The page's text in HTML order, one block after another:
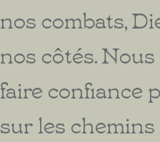
nos combats,
nos côtés.
faire confiance
sur les